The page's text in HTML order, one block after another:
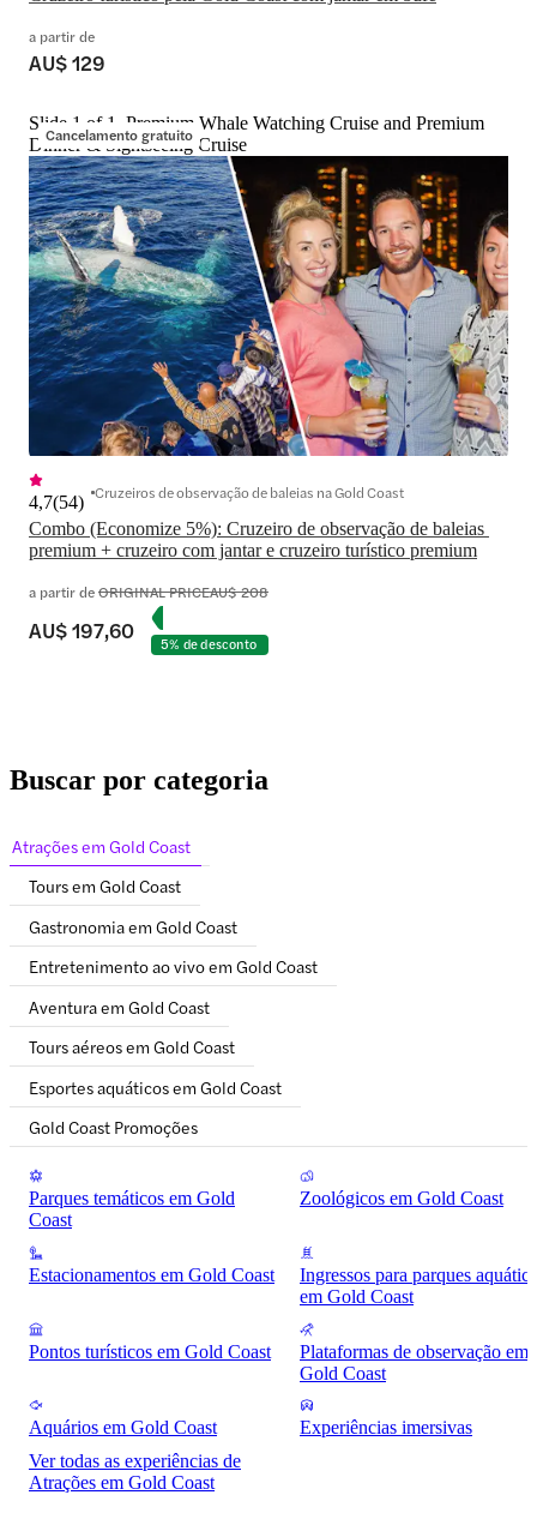
a partir de
AU$ 129
Cancelamento gratuito
Slide 1 of 1, Premium Whale Watching Cruise and Premium
Dinner & Sightseeing Cruise
Combo (Economize 5%): Cruzeiro de observação de baleias
premium + cruzeiro com jantar e cruzeiro turístico premium
4,7(54) Cruzeiros de observação de baleias na Gold Coast
a partir deORIGINAL PRICEAU$ 208
AU$ 197,60 5% de desconto
Buscar por categoria
Atrações em Gold Coast
Tours em Gold Coast
Gastronomia em Gold Coast
Entretenimento ao vivo em Gold Coast
Aventura em Gold Coast
Tours aéreos em Gold Coast
Esportes aquáticos em Gold Coast
Gold Coast Promoções
Parques temáticos em Gold
Coast
Zoológicos em Gold Coast
Estacionamentos em Gold Coast
Ingressos para parques
em Gold Coast
Pontos turísticos em Gold Coast
Plataformas de observação em
Gold Coast
Aquários em Gold Coast
Experiências imersivas
Ver todas as experiências de
Atrações em Gold Coast